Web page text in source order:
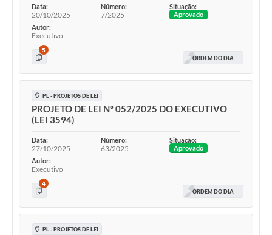
Data:
20/10/2025
Número:
7/2025
Situação:
Aprovado
Autor:
Executivo
5
ORDEM DO DIA
PL - PROJETOS DE LEI
PROJETO DE LEI Nº 052/2025 DO EXECUTIVO
(LEI 3594)
Data:
27/10/2025
Número:
63/2025
Situação:
Aprovado
Autor:
Executivo
4
ORDEM DO DIA
PL - PROJETOS DE LEI